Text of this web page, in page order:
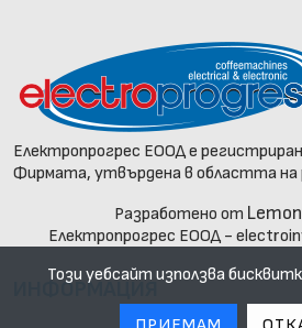
Електропрогрес ЕООД е
Фирмата, утвърдена в областта на
Разработено от
Електропрогрес ЕООД -
ИНФОРМАЦИЯ
Този уебсайт използва